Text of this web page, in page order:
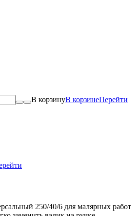
В корзинуВ корзинеПерейти
250/40/6 для малярных работ